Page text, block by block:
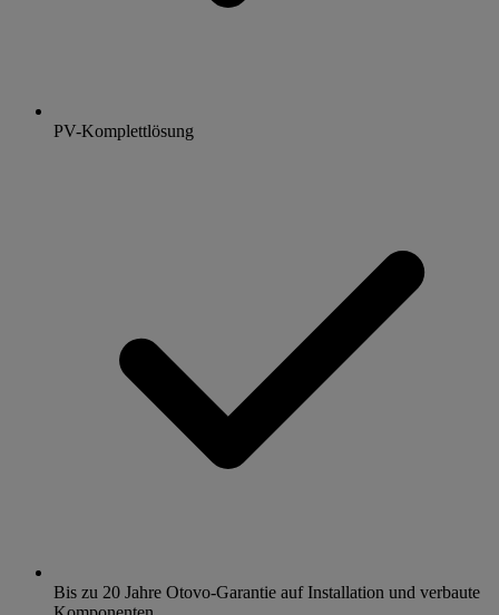
PV-Komplettlösung
Bis zu 20 Jahre Otovo-Garantie auf Installation und verbaute